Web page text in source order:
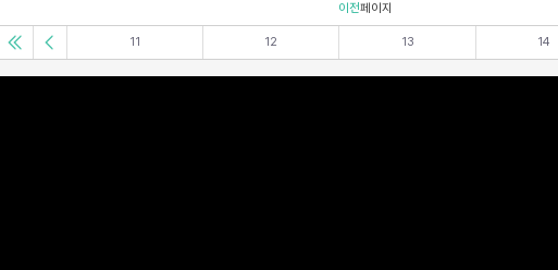
이전페이지
11 12 13 14